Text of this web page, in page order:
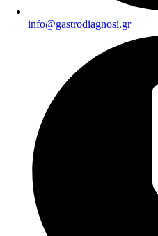
info@gastrodiagnosi.gr